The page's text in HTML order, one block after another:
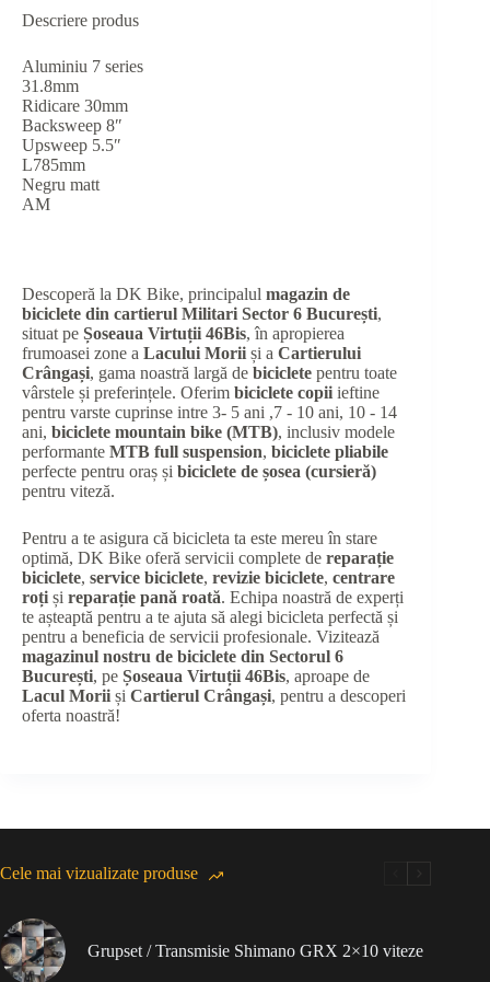
Descriere produs
Aluminiu 7 series
31.8mm
Ridicare 30mm
Backsweep 8″
Upsweep 5.5″
L785mm
Negru matt
AM
Descoperă la DK Bike, principalul magazin de
biciclete din cartierul Militari Sector 6 București,
situat pe Șoseaua Virtuții 46Bis, în apropierea
frumoasei zone a Lacului Morii și a Cartierului
Crângași, gama noastră largă de biciclete pentru toate
vârstele și preferințele. Oferim biciclete copii ieftine
pentru varste cuprinse intre 3- 5 ani ,7 - 10 ani, 10 - 14
ani, biciclete mountain bike (MTB), inclusiv modele
performante MTB full suspension, biciclete pliabile
perfecte pentru oraș și biciclete de șosea (cursieră)
pentru viteză.
Pentru a te asigura că bicicleta ta este mereu în stare
optimă, DK Bike oferă servicii complete de reparație
biciclete, service biciclete, revizie biciclete, centrare
roți și reparație pană roată. Echipa noastră de experți
te așteaptă pentru a te ajuta să alegi bicicleta perfectă și
pentru a beneficia de servicii profesionale. Vizitează
magazinul nostru de biciclete din Sectorul 6
București, pe Șoseaua Virtuții 46Bis, aproape de
Lacul Morii și Cartierul Crângași, pentru a descoperi
oferta noastră!
Cele mai vizualizate produse
Grupset / Transmisie Shimano GRX 2×10 viteze